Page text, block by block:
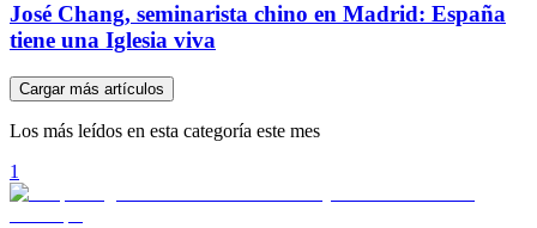
José Chang, seminarista chino en Madrid: España
tiene una Iglesia viva
Cargar más artículos
Los más leídos en esta categoría este mes
1